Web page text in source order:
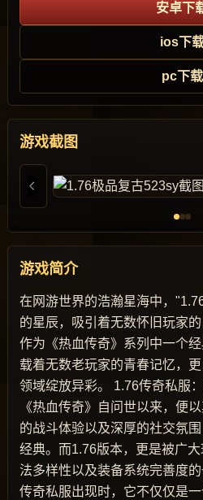
安卓下
ios下
pc下载
游戏截图
游戏简介
在网游世界的浩瀚星海中，
的星辰，吸引着无数怀旧玩家
作为《热血传奇》系列中一个
载着无数老玩家的青春记忆，
领域绽放异彩。 1.76传奇私服
《热血传奇》自问世以来，便
的战斗体验以及深厚的社交氛
经典。而1.76版本，更是被广
法多样性以及装备系统完善度
传奇私服出现时，它不仅仅是